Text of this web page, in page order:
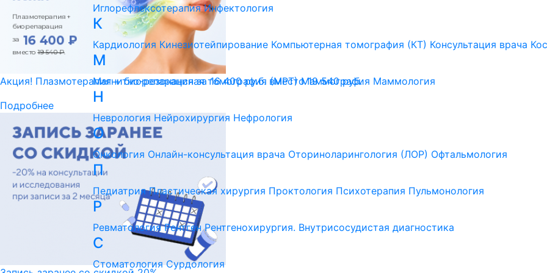
Акция! Плазмотерапия + биорепарация за 16 400 ру.б. вместо 19 540 руб.
Подробнее
Иглорефлексотерапия Инфектология
К
Кардиология Кинезиотейпирование Компьютерная томография (КТ) Консультация врача
М
Магнитно-резонансная томография (МРТ) Маммография Маммология
Н
Неврология Нейрохирургия Нефрология
О
Онкология Онлайн-консультация врача Оториноларингология (ЛОР) Офтальмология
П
Педиатрия Пластическая хирургия Проктология Психотерапия Пульмонология
Р
Ревматология Рентген Рентгенохирургия. Внутрисосудистая диагностика
С
Стоматология Сурдология